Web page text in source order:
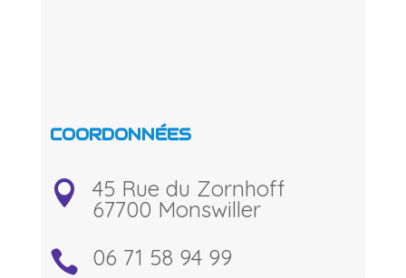
COORDONNÉES
 45 Rue du Zornhoff
67700 Monswiller
 06 71 58 94 99